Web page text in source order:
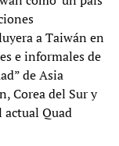
a Taiwán en
e informales de
de Asia
Corea del Sur y
Quad